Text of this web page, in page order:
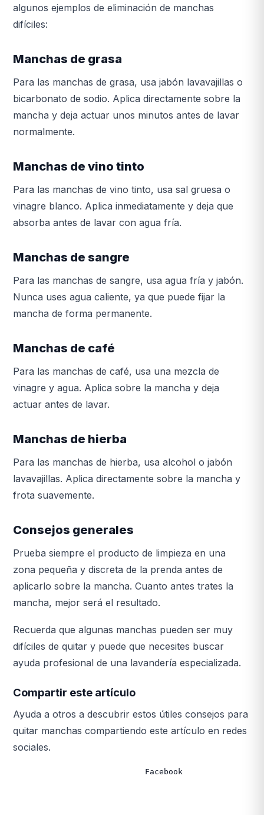
algunos ejemplos de eliminación de manchas
difíciles:
Manchas de grasa
Para las manchas de grasa, usa jabón lavavajillas o
bicarbonato de sodio. Aplica directamente sobre la
mancha y deja actuar unos minutos antes de lavar
normalmente.
Manchas de vino tinto
Para las manchas de vino tinto, usa sal gruesa o
vinagre blanco. Aplica inmediatamente y deja que
absorba antes de lavar con agua fría.
Manchas de sangre
Para las manchas de sangre, usa agua fría y jabón.
Nunca uses agua caliente, ya que puede fijar la
mancha de forma permanente.
Manchas de café
Para las manchas de café, usa una mezcla de
vinagre y agua. Aplica sobre la mancha y deja
actuar antes de lavar.
Manchas de hierba
Para las manchas de hierba, usa alcohol o jabón
lavavajillas. Aplica directamente sobre la mancha y
frota suavemente.
Consejos generales
Prueba siempre el producto de limpieza en una
zona pequeña y discreta de la prenda antes de
aplicarlo sobre la mancha. Cuanto antes trates la
mancha, mejor será el resultado.
Recuerda que algunas manchas pueden ser muy
difíciles de quitar y puede que necesites buscar
ayuda profesional de una lavandería especializada.
Compartir este artículo
Ayuda a otros a descubrir estos útiles consejos para
quitar manchas compartiendo este artículo en redes
sociales.
                            Facebook